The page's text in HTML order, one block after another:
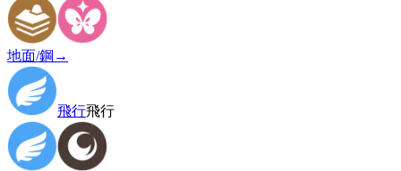
地面/鋼 →
飛行飛行